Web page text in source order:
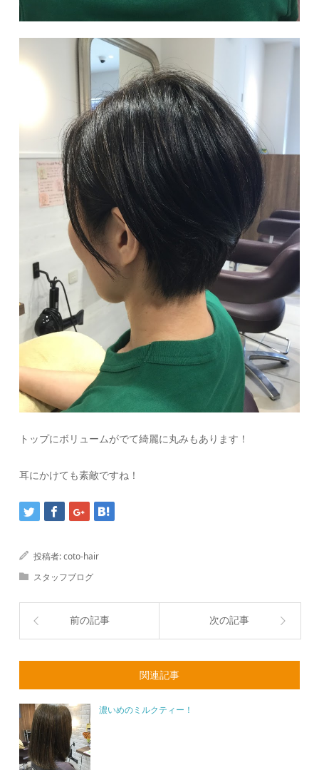
トップにボリュームがでて綺麗に丸みもあります！
耳にかけても素敵ですね！
投稿者:coto-hair
スタッフブログ
前の記事 次の記事
関連記事
濃いめのミルクティー！